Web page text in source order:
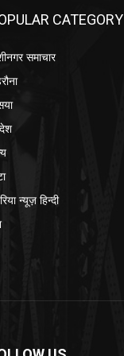
CATEGORY
समाचार
न्यूज़ हिन्दी